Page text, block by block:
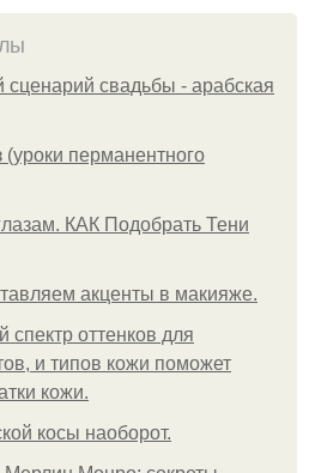
свадьбы - арабская
перманентного
КАК Подобрать Тени
акценты в макияже.
оттенков для
и типов кожи поможет
кожи.
косы наоборот.